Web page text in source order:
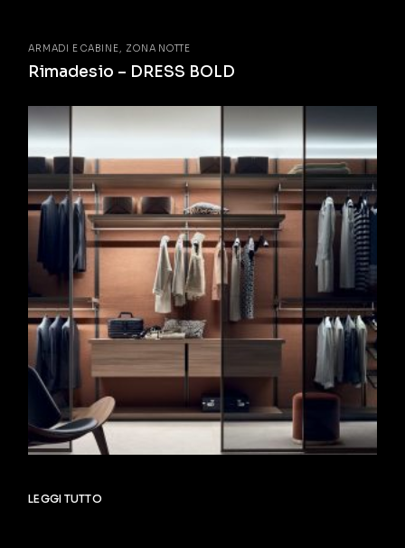
LEGGI TUTTO
ARMADI E CABINE ZONA NOTTE
Rimadesio – DRESS BOLD